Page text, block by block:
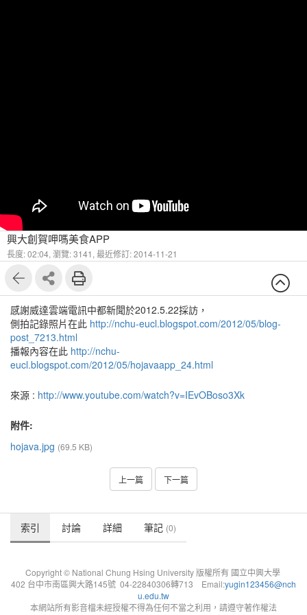
興大創賀呷嗎美食APP
長度: 02:04, 瀏覽: 3141, 最近修訂: 2014-11-21
感謝威達雲端電訊中都新聞於2012.5.22採訪，
側拍記錄照片在此 http://nchu-eucl.blogspot.com/2012/05/blog-
post_7213.html
播報內容在此 http://nchu-
eucl.blogspot.com/2012/05/hojavaapp_24.html
來源 : http://www.youtube.com/watch?v=IEvOBoso3Xk
附件:
hojava.jpg (69.5 KB)
上一篇 下一篇
索引 討論 詳細 筆記 (0)
Copyright © National Chung Hsing University 版權所有 國立中興大學
402 台中市南區興大路145號 04-22840306轉713 Email:yugin123456@nch
u.edu.tw
本網站所有影音檔未經授權不得為任何不當之利用，請遵守著作權法